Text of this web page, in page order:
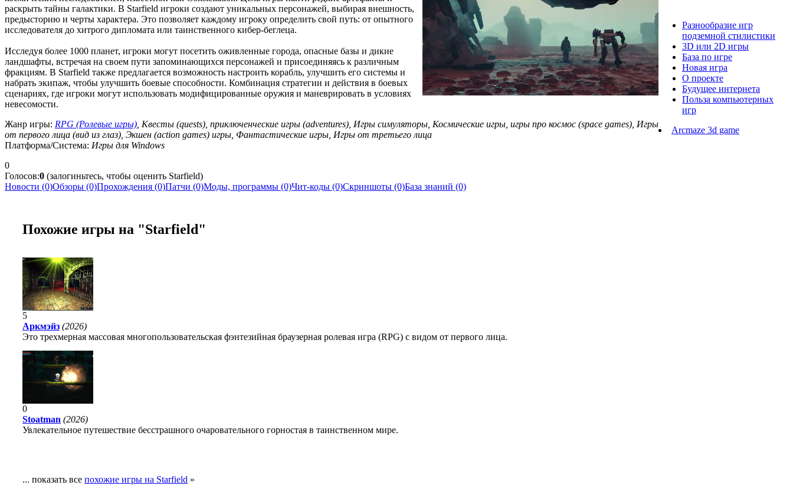
раскрыть тайны галактики. В Starfield игроки создают уникальных персонажей, выбирая внешность,
предысторию и черты характера. Это позволяет каждому игроку определить свой путь: от опытного
исследователя до хитрого дипломата или таинственного кибер-беглеца.
Исследуя более 1000 планет, игроки могут посетить оживленные города, опасные базы и дикие
ландшафты, встречая на своем пути запоминающихся персонажей и присоединяясь к различным
фракциям. В Starfield также предлагается возможность настроить корабль, улучшить его системы и
набрать экипаж, чтобы улучшить боевые способности. Комбинация стратегии и действия в боевых
сценариях, где игроки могут использовать модифицированные оружия и маневрировать в условиях
невесомости.
Жанр игры: RPG (Ролевые игры) , Квесты (quests), приключенческие игры (adventures), Игры симуляторы, Космические игры, игры про космос (space games), Игры
от первого лица (вид из глаз), Экшен (action games) игры, Фантастические игры, Игры от третьего лица
Платформа/Система: Игры для Windows
0
Голосов:0 (залогиньтесь, чтобы оценить Starfield)
Новости (0)Обзоры (0)Прохождения (0)Патчи (0)Моды, программы (0)Чит-коды (0)Скриншоты (0)База знаний (0)
Похожие игры на "Starfield"
5
Аркмэйз (2026)
Это трехмерная массовая многопользовательская фэнтезийная браузерная ролевая игра (RPG) с видом от первого лица.
0
Stoatman (2026)
Увлекательное путешествие бесстрашного очаровательного горностая в таинственном мире.
... показать все похожие игры на Starfield »
Разнообразие игр
подземной стилистики
3D или 2D игры
База по игре
Новая игра
О проекте
Будущее интернета
Польза компьютерных
игр
Arcmaze 3d game